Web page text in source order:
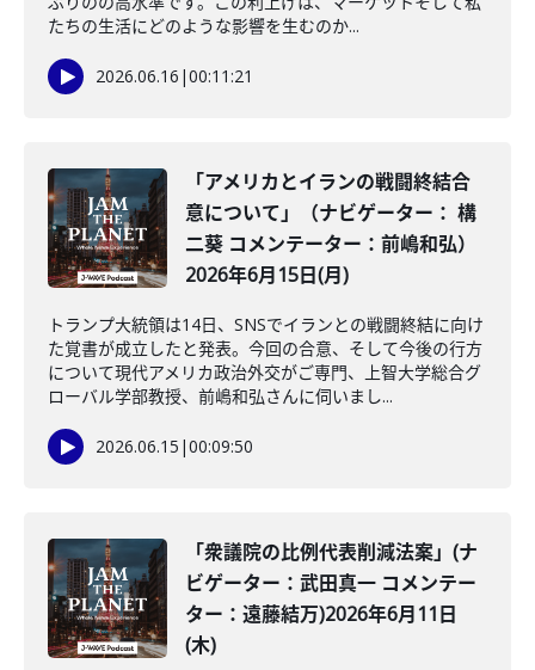
たちの生活にどのような影響を生むのか...
2026.06.16 |00:11:21
「アメリカとイランの戦闘終結合
意について」（ナビゲーター： 構
二葵 コメンテーター：前嶋和弘）
2026年6月15日(月)
トランプ大統領は14日、SNSでイランとの戦闘終結に向け
た覚書が成立したと発表。今回の合意、そして今後の行方
について現代アメリカ政治外交がご専門、上智大学総合グ
ローバル学部教授、前嶋和弘さんに伺いまし...
2026.06.15 |00:09:50
「衆議院の比例代表削減法案」(ナ
ビゲーター：武田真一 コメンテー
ター：遠藤結万)2026年6月11日
(木)